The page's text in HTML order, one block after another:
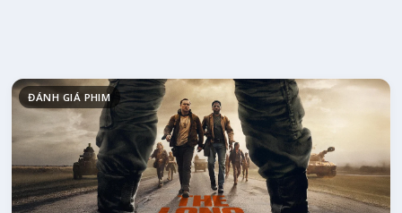
ĐÁNH GIÁ PHIM